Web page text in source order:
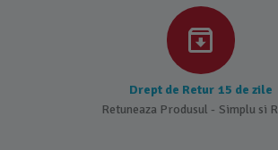
Drept de Retur 15 de zile
Retuneaza Produsul - Simplu si